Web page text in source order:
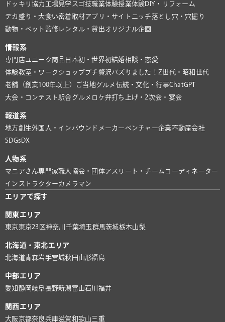
ドッキリ協力 工場見学 スゴ技職業体験授業体験 DIY・リフォーム
デカ盛り・大食い密着取材アプリ・サイト ニッチ落とし穴・穴掘り
動物・ペット 監修 レンタル・貸出オリジナル企画
情報系
専門店ユニーク商品 日本初・世界初結婚相談・恋愛
体験教室・ワークショッププチ贅沢バズりました！ Z世代・昭和世代
老舗（創業100年以上）
ご当地グルメ 伝統・文化・行事ChatGPT
大会・コンテスト 駅舎グルメ ロケ弁打ち上げ・2次会・宴会
報道系
地方創生外国人・インバウンド メーカー ベンチャー企業不動産会社
SDGs DX
人物系
マニアさん専門家 職人 協会・団体アスリート・チーム コーディネーター
インストラクターカメラマン
エリアで探す
関東エリア
東京 東京23区神奈川 千葉埼玉群馬茨城栃木山梨
北海道・東北エリア
北海道青森岩手宮城秋田 山形福島
中部エリア
愛知 静岡 岐阜長野新潟富山石川 福井
関西エリア
大阪京都奈良兵庫滋賀和歌山 三重